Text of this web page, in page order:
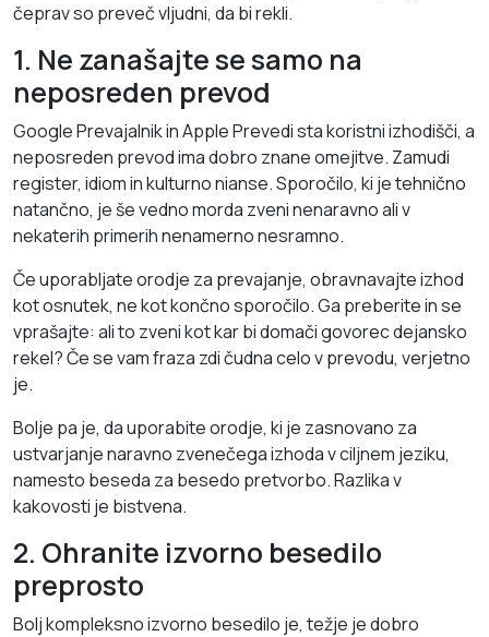
čeprav so preveč vljudni, da bi rekli.
1. Ne zanašajte se samo na
neposreden prevod
Google Prevajalnik in Apple Prevedi sta koristni izhodišči, a
neposreden prevod ima dobro znane omejitve. Zamudi
register, idiom in kulturno nianse. Sporočilo, ki je tehnično
natančno, je še vedno morda zveni nenaravno ali v
nekaterih primerih nenamerno nesramno.
Če uporabljate orodje za prevajanje, obravnavajte izhod
kot osnutek, ne kot končno sporočilo. Ga preberite in se
vprašajte: ali to zveni kot kar bi domači govorec dejansko
rekel? Če se vam fraza zdi čudna celo v prevodu, verjetno
je.
Bolje pa je, da uporabite orodje, ki je zasnovano za
ustvarjanje naravno zvenečega izhoda v ciljnem jeziku,
namesto beseda za besedo pretvorbo. Razlika v
kakovosti je bistvena.
2. Ohranite izvorno besedilo
preprosto
Bolj kompleksno izvorno besedilo je, težje je dobro